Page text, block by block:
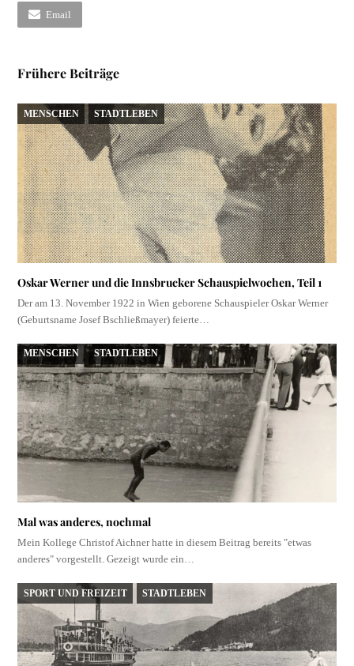
Email
Frühere Beiträge
MENSCHEN STADTLEBEN
Oskar Werner und die Innsbrucker Schauspielwochen, Teil 1
Der am 13. November 1922 in Wien geborene Schauspieler Oskar Werner
(Geburtsname Josef Bschließmayer) feierte…
MENSCHEN STADTLEBEN
Mal was anderes, nochmal
Mein Kollege Christof Aichner hatte in diesem Beitrag bereits "etwas
anderes" vorgestellt. Gezeigt wurde ein…
SPORT UND FREIZEIT STADTLEBEN